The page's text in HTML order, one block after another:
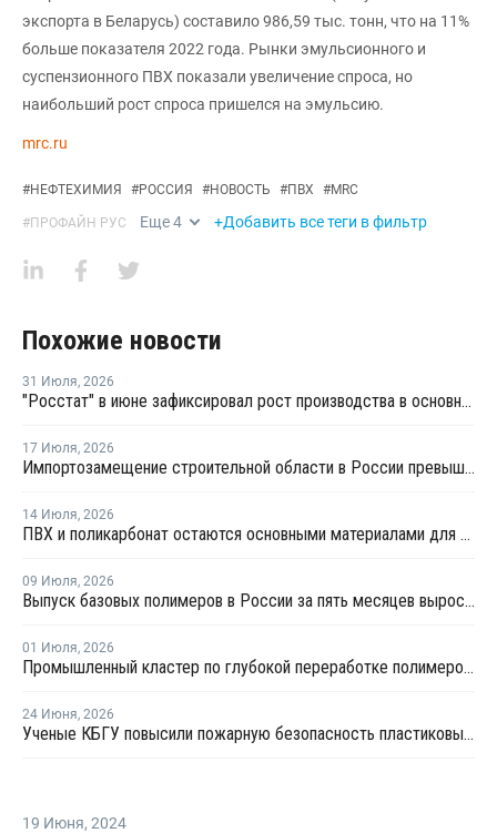
экспорта в Беларусь) составило 986,59 тыс. тонн, что на 11%
больше показателя 2022 года. Рынки эмульсионного и
суспензионного ПВХ показали увеличение спроса, но
наибольший рост спроса пришелся на эмульсию.
mrc.ru
#НЕФТЕХИМИЯ #РОССИЯ #НОВОСТЬ #ПВХ #MRC
#ПРОФАЙН РУС Еще4 +Добавить все теги в фильтр
Похожие новости
31 Июля, 2026
"Росстат" в июне зафиксировал рост производства в основных группах пластмасс
17 Июля, 2026
Импортозамещение строительной области в России превышает 98%
14 Июля, 2026
ПВХ и поликарбонат остаются основными материалами для производства банковских карт
09 Июля, 2026
Выпуск базовых полимеров в России за пять месяцев вырос на 3,8%
01 Июля, 2026
Промышленный кластер по глубокой переработке полимеров намерены создать в Приангарье
24 Июня, 2026
Ученые КБГУ повысили пожарную безопасность пластиковых стройматериалов
19 Июня, 2024